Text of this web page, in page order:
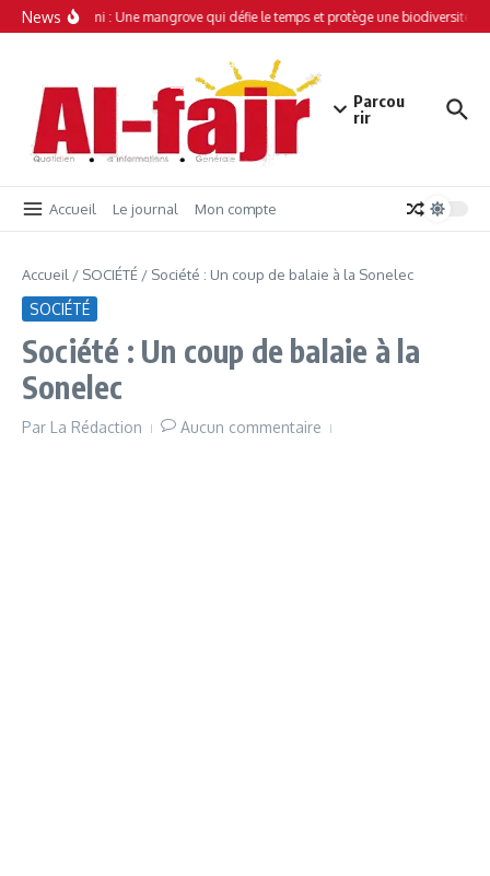
Aller au contenu
News
Simamboini : Une mangrove qui défie le temps et protège une biodiversité
Parcou
rir
Accueil Le journal Mon compte
Accueil / SOCIÉTÉ / Société : Un coup de balaie à la Sonelec
SOCIÉTÉ
Société : Un coup de balaie à la
Sonelec
Par La Rédaction Aucun commentaire